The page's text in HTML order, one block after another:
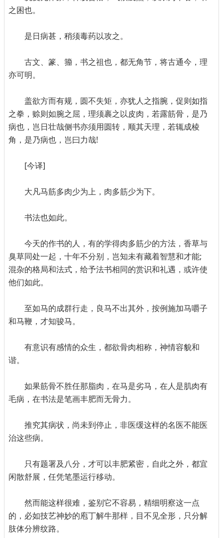
之困也。
是日病甚，稍须毒药以攻之。
古文、篆、籀，书之祖也，都无角节，将古通今，理
亦可明。
盖欲方而有规，圆不失矩，亦犹人之指腕，促则如指
之拳，赊则如腕之屈，理须裹之以皮肉，若露筋骨，是乃
病也，岂日壮哉侧书亦须用圆转，顺其天理，若辄成棱
角，是乃病也，岂曰力哉!
[今译]
大凡马筋多肉少为上，肉多筋少为下。
书法也如此。
今天的作书的人，有的学得肉多筋少的方法，香草与
臭草同处一起，十年不分别，岂知未有藏着智慧和才能;
混杂的格局和法式，给予法书相同的赏识和礼遇，或许使
他们如此。
至如马的成群行走，良马不出其外，按例施加马嚼子
和马鞭，才知骏马。
有意识有感情的众生，都欲骨肉相称，神情容貌和
谐。
如果筋骨不胜任那脂肉，在马是劣马，在人是肌肉有
毛病，在书法是笔画丰肥而无骨力。
推究其病状，尚未到停止，非医缓这样的名医不能医
治这些病。
只有题署及八分，才可以丰肥紧密，自此之外，都宜
闲散舒展，任凭笔墨运行移动。
然而能这样很难，鉴别它不容易，精细明察这一点
的，必如技艺神妙的庖丁解牛那样，目不见全形，只分解
肢体分辨纹路。